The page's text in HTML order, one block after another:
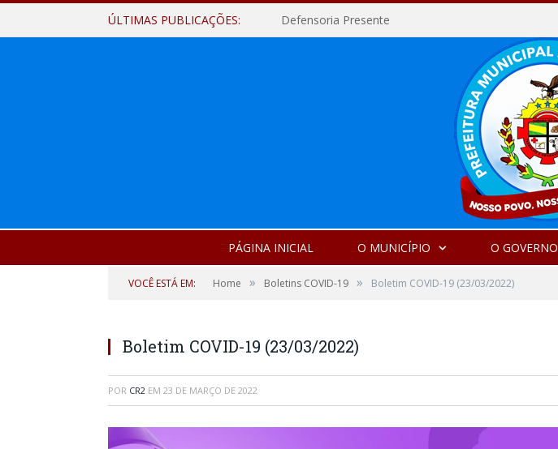
ÚLTIMAS PUBLICAÇÕES: Defensoria Presente
PÁGINA INICIAL O MUNICÍPIO O GOVERNO
VOCÊ ESTÁ EM: Home » Boletins COVID-19 » Boletim COVID-19 (23/03/2022)
Boletim COVID-19 (23/03/2022)
POR CR2 EM 23 DE MARÇO DE 2022